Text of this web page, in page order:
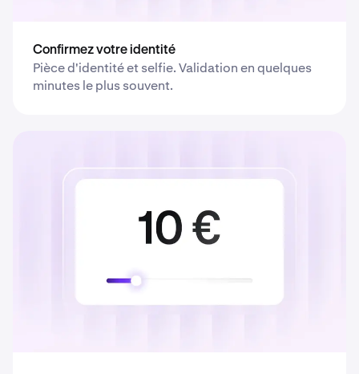
Confirmez votre identité
Pièce d'identité et selfie. Validation en quelques
minutes le plus souvent.